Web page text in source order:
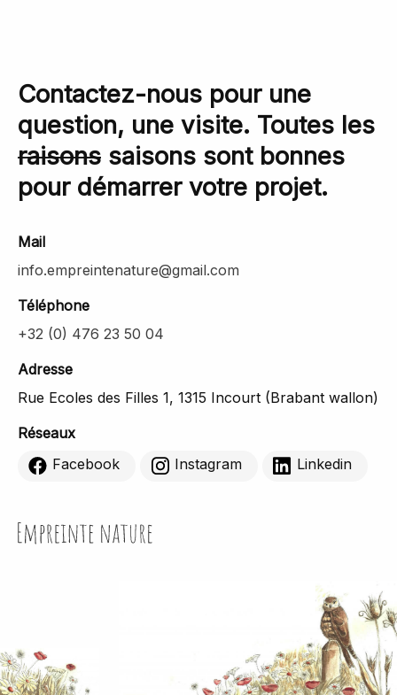
Contactez-nous pour une
question, une visite. Toutes les
raisons saisons sont bonnes
pour démarrer votre projet.
Mail
info.empreintenature@gmail.com
Téléphone
+32 (0) 476 23 50 04
Adresse
Rue Ecoles des Filles 1, 1315 Incourt (Brabant wallon)
Réseaux
Facebook
Instagram Linkedin
Empreinte Nature